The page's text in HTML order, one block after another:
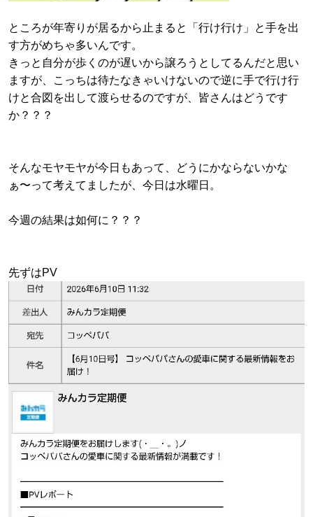
ところが年寄りが居るから止まると「行け行け」と手を出
す方がめちゃ多いんです。
きっと自分が歩くのが遅いから譲ろうとしてるんだと思い
ますが、こっちは待たなきゃいけないので逆に手で行け行
けと合図を出して渡らせるのですが、皆さんはどうです
か？？？
そんなモヤモヤが今日もあって、どうにかならないかな
ぁ〜って考えてましたが、今日は水曜日。
今週の結果は如何に？？？
先ずはPV